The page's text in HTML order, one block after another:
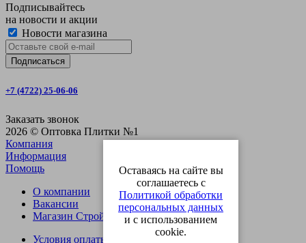
Подписывайтесь
на новости и акции
Новости магазина
+7 (4722) 25-06-06
Заказать звонок
2026 © Оптовка Плитки №1
Компания
Информация
Помощь
О компании
Вакансии
Магазин СтройОпт
Условия оплаты
Оставаясь на сайте вы
соглашаетесь с
Политикой обработки
персональных данных
и с использованием
cookie.